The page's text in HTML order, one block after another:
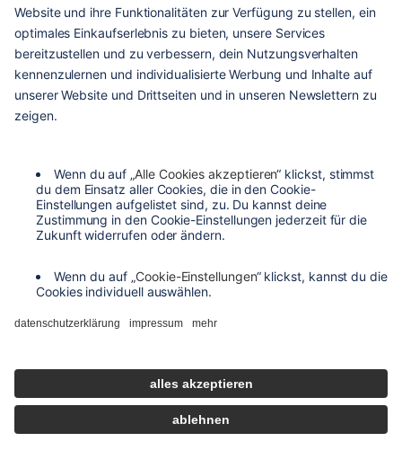
hilfe & service
kontakt
zahlungsarten
de
datenschutzerklärung
impressum